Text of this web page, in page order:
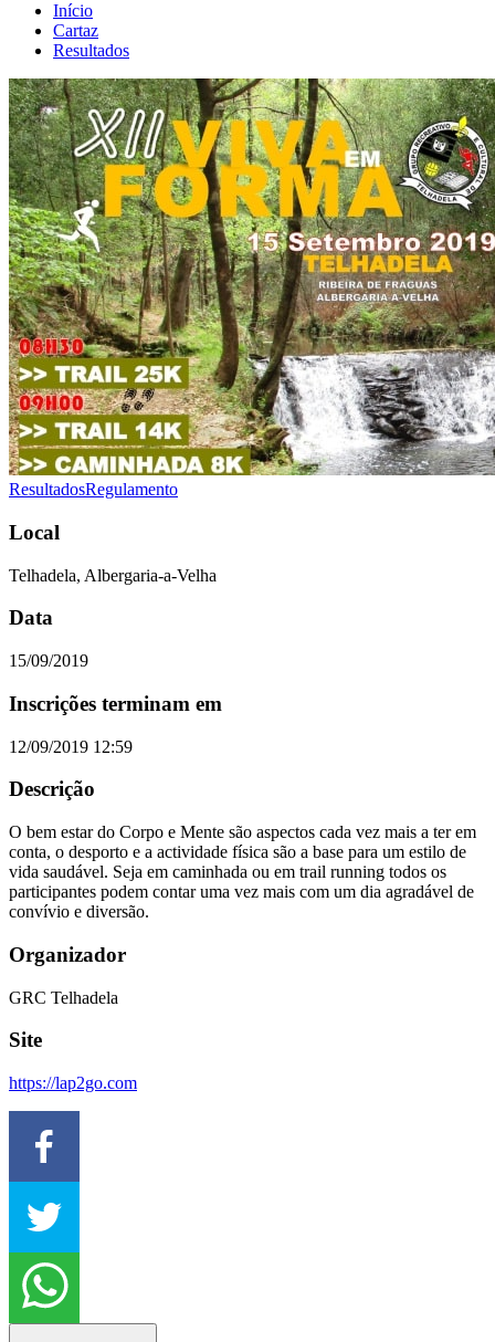
Início
Cartaz
Resultados
ResultadosRegulamento
Local
Telhadela, Albergaria-a-Velha
Data
15/09/2019
Inscrições terminam em
12/09/2019 12:59
Descrição
O bem estar do Corpo e Mente são aspectos cada vez mais a ter em
conta, o desporto e a actividade física são a base para um estilo de
vida saudável. Seja em caminhada ou em trail running todos os
participantes podem contar uma vez mais com um dia agradável de
convívio e diversão.
Organizador
GRC Telhadela
Site
https://lap2go.com